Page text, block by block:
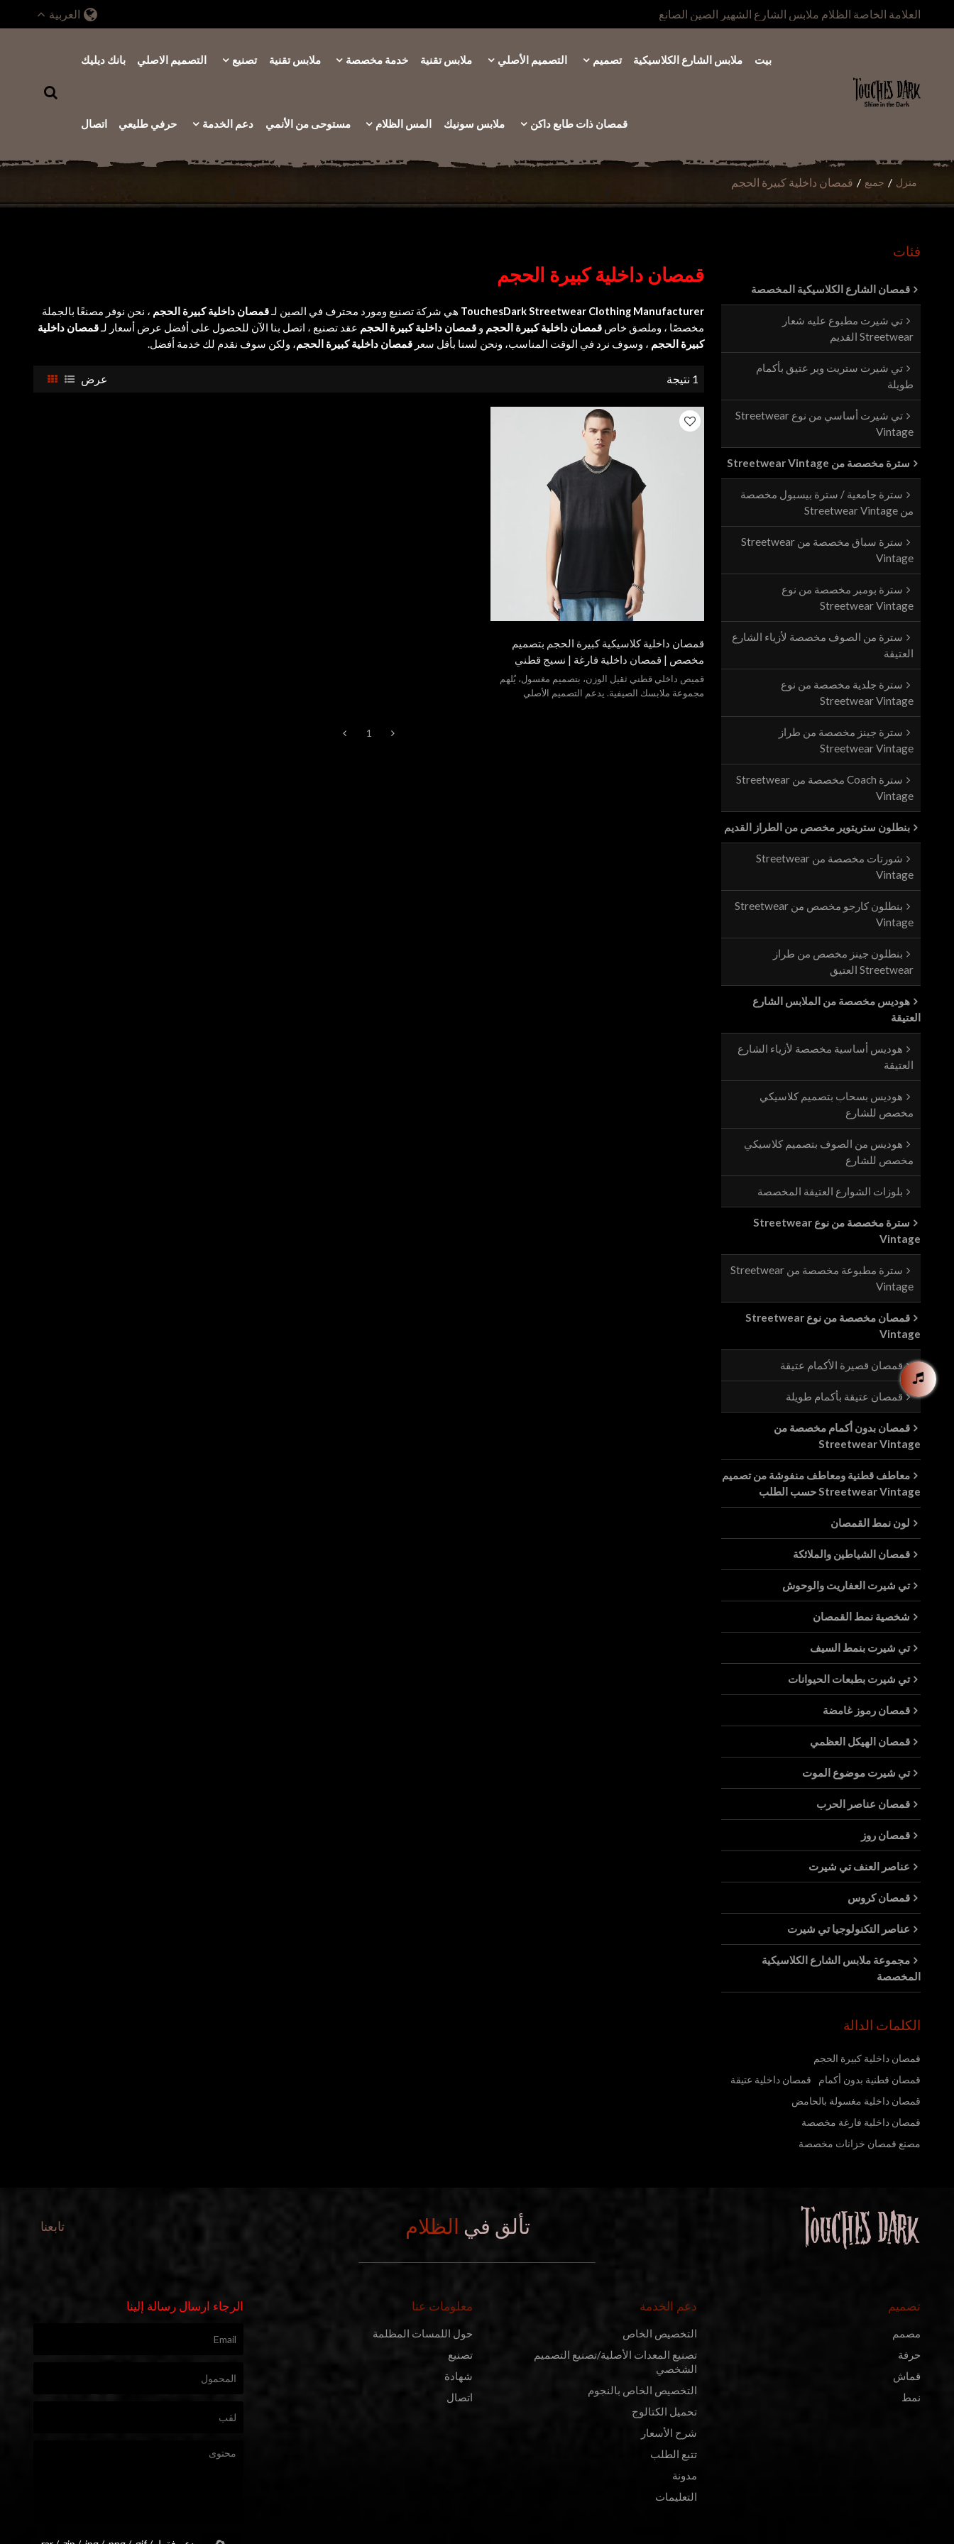
العلامة الخاصة الظلام ملابس الشارع الشهير الصين الصانع العربية
بيت ملابس الشارع الكلاسيكية تصميم التصميم الأصلي ملابس تقنية خدمة مخصصة ملابس تقنية تصنيع التصميم الاصلي بانك ديليك
قمصان ذات طابع داكن ملابس سونيك المس الظلام مستوحى من الأنمي دعم الخدمة حرفي طليعي اتصال
منزل / جميع / قمصان داخلية كبيرة الحجم
قمصان داخلية كبيرة الحجم
TouchesDark Streetwear Clothing Manufacturer هي شركة تصنيع ومورد محترف في الصين لـقمصان داخلية كبيرة الحجم ، نحن نوفر مصنعًا بالجملة
مخصصًا ، وملصق خاص قمصان داخلية كبيرة الحجم و قمصان داخلية كبيرة الحجم عقد تصنيع ، اتصل بنا الآن للحصول على أفضل عرض أسعار لـقمصان داخلية
كبيرة الحجم ، وسوف نرد في الوقت المناسب، ونحن لسنا بأقل سعر قمصان داخلية كبيرة الحجم، ولكن سوف نقدم لك خدمة أفضل.
1 نتيجة عرض
قمصان داخلية كلاسيكية كبيرة الحجم بتصميم
مخصص | قمصان داخلية فارغة | نسيج قطني
١٠٠٪، وزن ٢٦٠ جرامًا للمتر المربع | دعم تصنيع
المعدات الأصلية/تصنيع التصميم الأصلي
قميص داخلي قطني ثقيل الوزن، بتصميم مغسول، يُلهم
مجموعة ملابسك الصيفية. يدعم التصميم الأصلي
1
فئات
قمصان الشارع الكلاسيكية المخصصة
تي شيرت مطبوع عليه شعار
Streetwear القديم
تي شيرت ستريت وير عتيق بأكمام
طويلة
تي شيرت أساسي من نوع Streetwear
Vintage
سترة مخصصة من Streetwear Vintage
سترة جامعية / سترة بيسبول مخصصة
من Streetwear Vintage
سترة سباق مخصصة من Streetwear
Vintage
سترة بومبر مخصصة من نوع
Streetwear Vintage
سترة من الصوف مخصصة لأزياء الشارع
العتيقة
سترة جلدية مخصصة من نوع
Streetwear Vintage
سترة جينز مخصصة من طراز
Streetwear Vintage
سترة Coach مخصصة من Streetwear
Vintage
بنطلون ستريتوير مخصص من الطراز القديم
شورتات مخصصة من Streetwear
Vintage
بنطلون كارجو مخصص من Streetwear
Vintage
بنطلون جينز مخصص من طراز
Streetwear العتيق
هوديس مخصصة من الملابس الشارع
العتيقة
هوديس أساسية مخصصة لأزياء الشارع
العتيقة
هوديس بسحاب بتصميم كلاسيكي
مخصص للشارع
هوديس من الصوف بتصميم كلاسيكي
مخصص للشارع
بلوزات الشوارع العتيقة المخصصة
سترة مخصصة من نوع Streetwear
Vintage
سترة مطبوعة مخصصة من Streetwear
Vintage
قمصان مخصصة من نوع Streetwear
Vintage
قمصان قصيرة الأكمام عتيقة
قمصان عتيقة بأكمام طويلة
قمصان بدون أكمام مخصصة من
Streetwear Vintage
معاطف قطنية ومعاطف منفوشة من تصميم
Streetwear Vintage حسب الطلب
لون نمط القمصان
قمصان الشياطين والملائكة
تي شيرت العفاريت والوحوش
شخصية نمط القمصان
تي شيرت بنمط السيف
تي شيرت بطبعات الحيوانات
قمصان رموز غامضة
قمصان الهيكل العظمي
تي شيرت موضوع الموت
قمصان عناصر الحرب
قمصان روز
عناصر العنف تي شيرت
قمصان كروس
عناصر التكنولوجيا تي شيرت
مجموعة ملابس الشارع الكلاسيكية
المخصصة
الكلمات الدالة
قمصان داخلية كبيرة الحجم
قمصان قطنية بدون أكمام
قمصان داخلية عتيقة
قمصان داخلية مغسولة بالحامض
قمصان داخلية فارغة مخصصة
مصنع قمصان خزانات مخصصة
تألق في الظلام تابعنا
تصميم
مصمم
حرفة
قماش
نمط
دعم الخدمة
التخصيص الخاص
تصنيع المعدات الأصلية/تصنيع التصميم
الشخصي
التخصيص الخاص بالنجوم
تحميل الكتالوج
شرح الأسعار
تتبع الطلب
مدونة
التعليمات
معلومات عنا
حول اللمسات المظلمة
تصنيع
شهادة
اتصال
الرجاء ارسال رسالة إلينا